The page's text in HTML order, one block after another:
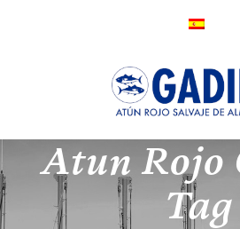
Atun Rojo
Tag